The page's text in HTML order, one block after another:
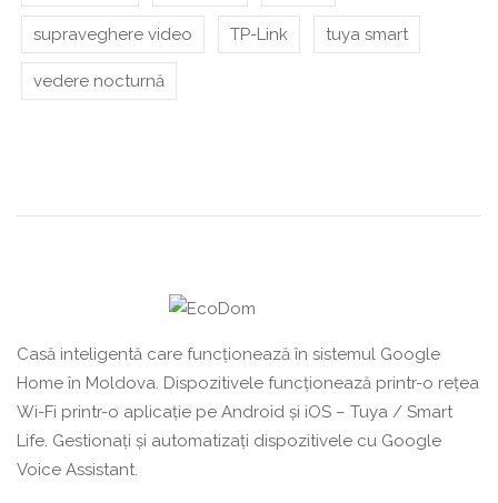
supraveghere video TP-Link tuya smart
vedere nocturnă
Casă inteligentă care funcționează în sistemul Google
Home în Moldova. Dispozitivele funcționează printr-o rețea
Wi-Fi printr-o aplicație pe Android și iOS – Tuya / Smart
Life. Gestionați și automatizați dispozitivele cu Google
Voice Assistant.